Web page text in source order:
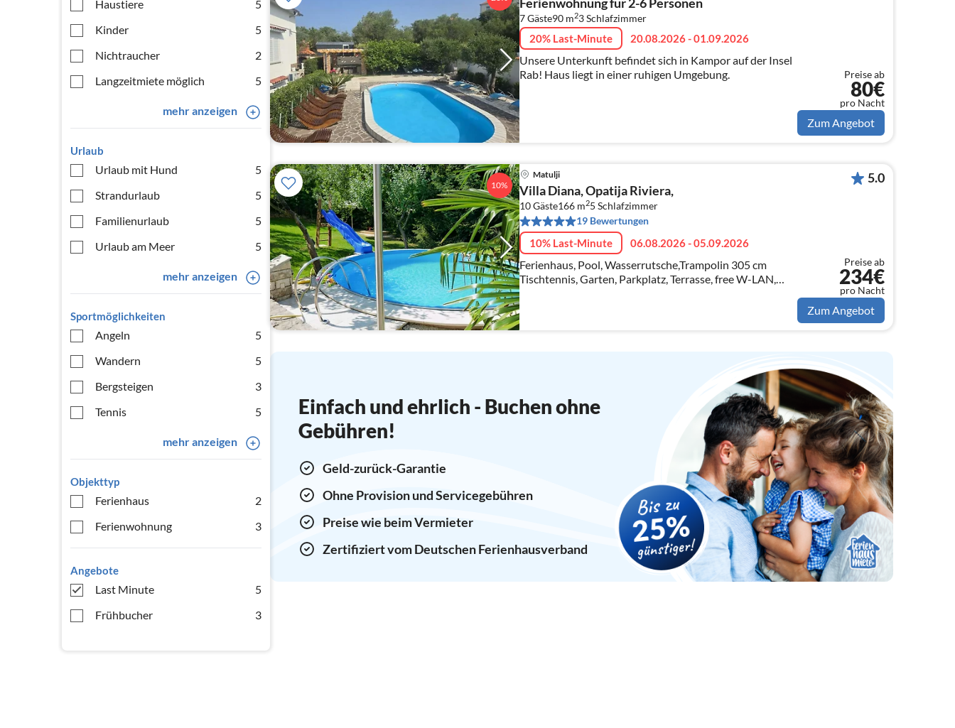
Haustiere
5
Kinder
5
Nichtraucher
2
Langzeitmiete möglich
5
mehr anzeigen
Urlaub
Urlaub mit Hund
5
Strandurlaub
5
Familienurlaub
5
Urlaub am Meer
5
mehr anzeigen
Sportmöglichkeiten
Angeln
5
Wandern
5
Bergsteigen
3
Tennis
5
mehr anzeigen
Objekttyp
Ferienhaus
2
Ferienwohnung
3
Angebote
Last Minute
5
Frühbucher
3
7 Gäste90 m23Schlafzimmer
20% Last-Minute 20.08.2026 - 01.09.2026
Unsere Unterkunft befindet sich in Kampor auf der Insel
Rab! Haus liegt in einer ruhigen Umgebung.
Preise ab
80€
pro Nacht
Zum Angebot
10%
Matulji
Villa Diana, Opatija Riviera,
10 Gäste166 m25 Schlafzimmer
19 Bewertungen
10% Last-Minute 06.08.2026 - 05.09.2026
Ferienhaus, Pool, Wasserrutsche,Trampolin 305 cm
Tischtennis, Garten, Parkplatz, Terrasse, free W-LAN,
Waschmaschine, Solarheizung für Pool, gelegen in der
schönen Kvarner Bucht
5.0
Preise ab
234€
pro Nacht
Zum Angebot
Einfach und ehrlich - Buchen ohne
Gebühren!
Geld-zurück-Garantie
Ohne Provision und Servicegebühren
Preise wie beim Vermieter
Zertifiziert vom Deutschen Ferienhausverband